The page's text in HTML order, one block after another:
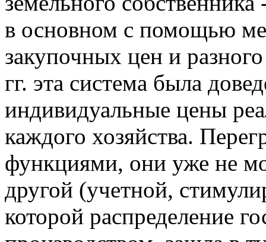
в основном с помощью
закупочных цен и
гг. эта система была
индивидуальные цены
каждого хозяйства.
функциями, они уже не
другой (учетной,
которой распределение